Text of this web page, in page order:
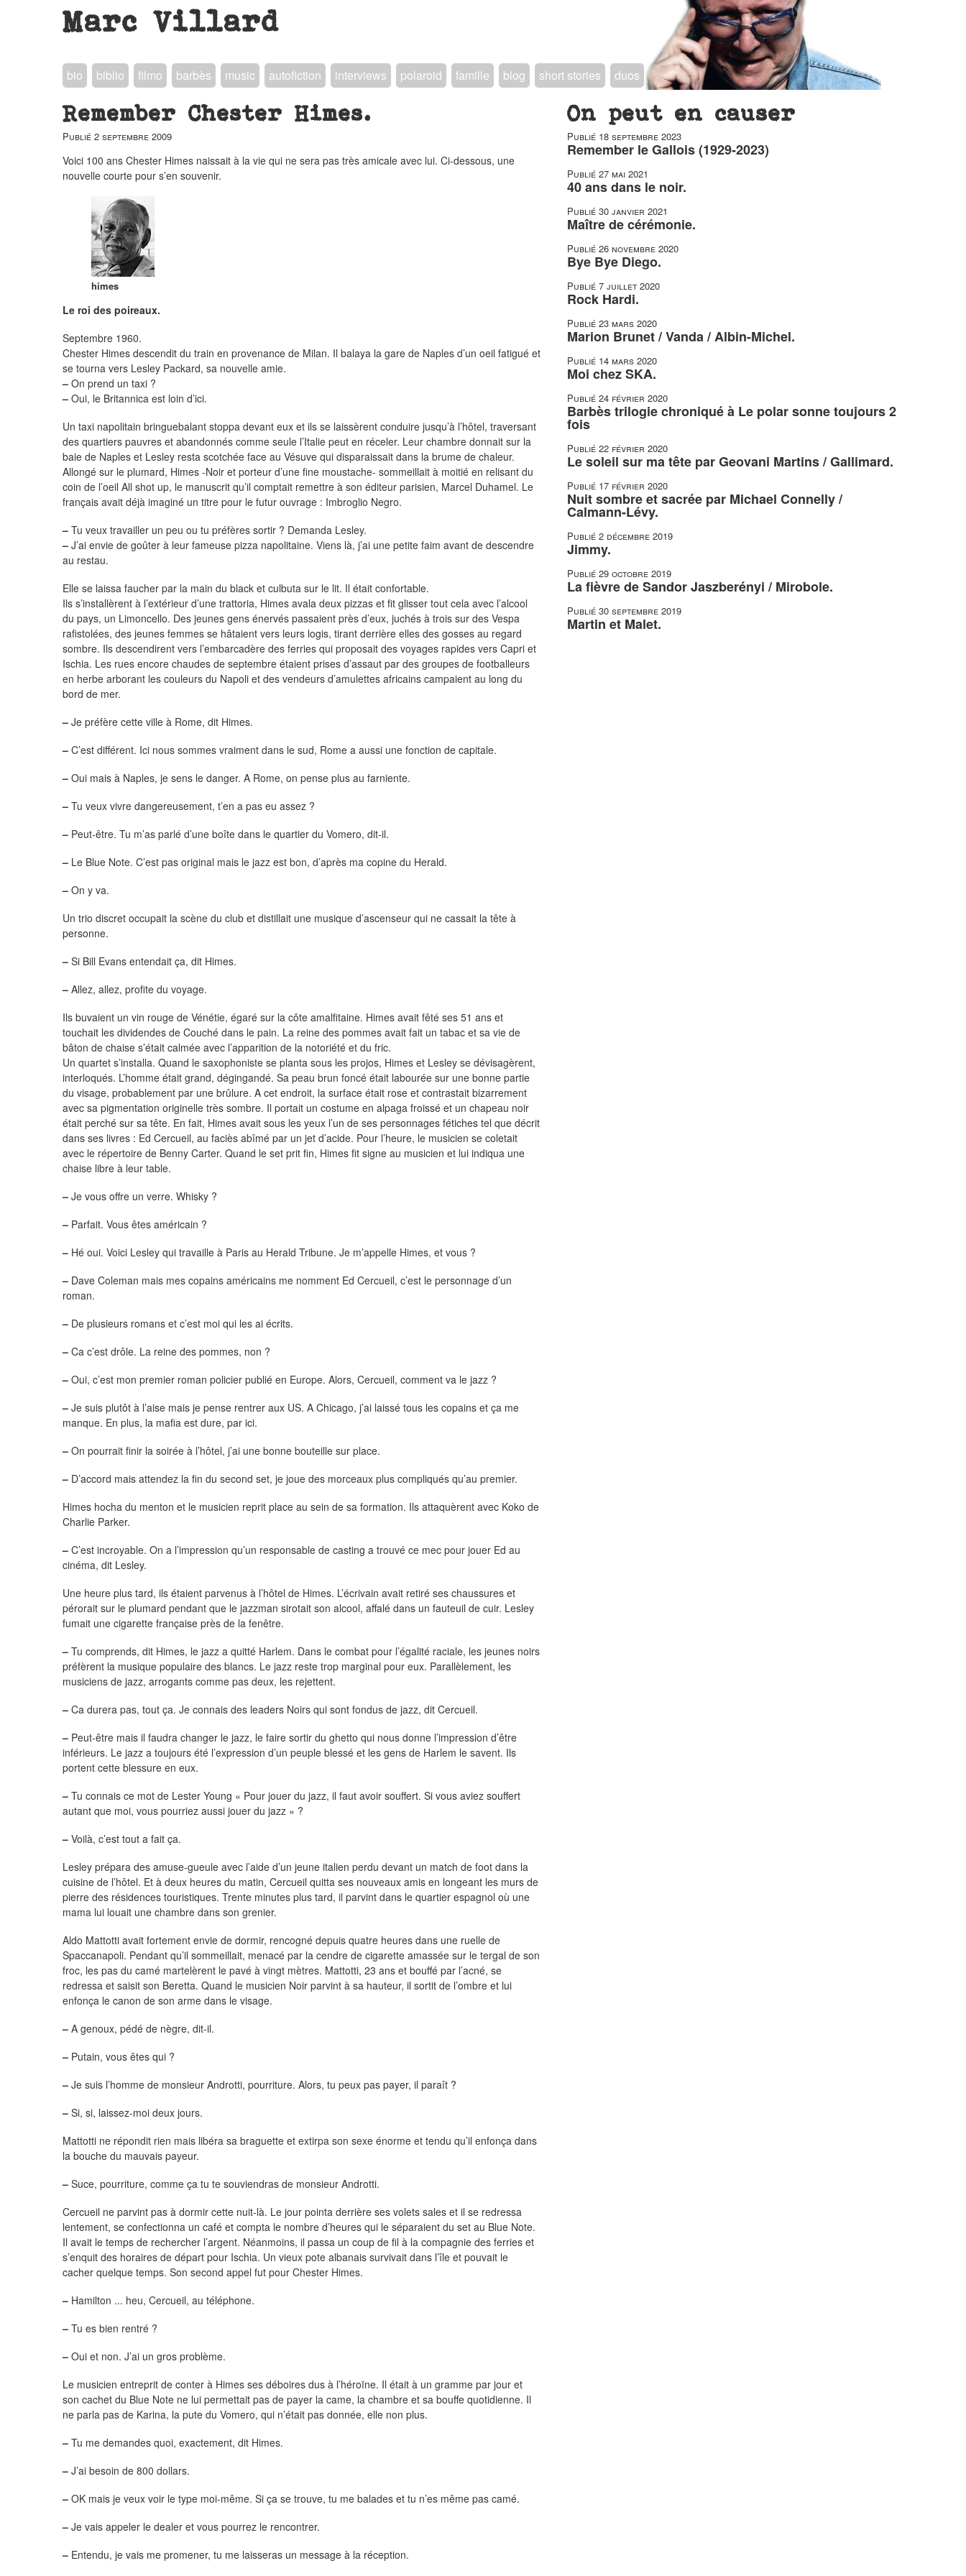
Marc Villard
bio biblio filmo barbès music autofiction interviews polaroid famille blog short stories duos
Remember Chester Himes.
Publié 2 septembre 2009
Voici 100 ans Chester Himes naissait à la vie qui ne sera pas très amicale avec lui. Ci-dessous, une
nouvelle courte pour s’en souvenir.
himes
Le roi des poireaux.
Septembre 1960.
Chester Himes descendit du train en provenance de Milan. Il balaya la gare de Naples d’un oeil fatigué et
se tourna vers Lesley Packard, sa nouvelle amie.
– On prend un taxi ?
– Oui, le Britannica est loin d’ici.
Un taxi napolitain bringuebalant stoppa devant eux et ils se laissèrent conduire jusqu’à l’hôtel, traversant
des quartiers pauvres et abandonnés comme seule l’Italie peut en réceler. Leur chambre donnait sur la
baie de Naples et Lesley resta scotchée face au Vésuve qui disparaissait dans la brume de chaleur.
Allongé sur le plumard, Himes -Noir et porteur d’une fine moustache- sommeillait à moitié en relisant du
coin de l’oeil All shot up, le manuscrit qu’il comptait remettre à son éditeur parisien, Marcel Duhamel. Le
français avait déjà imaginé un titre pour le futur ouvrage : Imbroglio Negro.
– Tu veux travailler un peu ou tu préfères sortir ? Demanda Lesley.
– J’ai envie de goûter à leur fameuse pizza napolitaine. Viens là, j’ai une petite faim avant de descendre
au restau.
Elle se laissa faucher par la main du black et culbuta sur le lit. Il était confortable.
Ils s’installèrent à l’extérieur d’une trattoria, Himes avala deux pizzas et fit glisser tout cela avec l’alcool
du pays, un Limoncello. Des jeunes gens énervés passaient près d’eux, juchés à trois sur des Vespa
rafistolées, des jeunes femmes se hâtaient vers leurs logis, tirant derrière elles des gosses au regard
sombre. Ils descendirent vers l’embarcadère des ferries qui proposait des voyages rapides vers Capri et
Ischia. Les rues encore chaudes de septembre étaient prises d’assaut par des groupes de footballeurs
en herbe arborant les couleurs du Napoli et des vendeurs d’amulettes africains campaient au long du
bord de mer.
– Je préfère cette ville à Rome, dit Himes.
– C’est différent. Ici nous sommes vraiment dans le sud, Rome a aussi une fonction de capitale.
– Oui mais à Naples, je sens le danger. A Rome, on pense plus au farniente.
– Tu veux vivre dangereusement, t’en a pas eu assez ?
– Peut-être. Tu m’as parlé d’une boîte dans le quartier du Vomero, dit-il.
– Le Blue Note. C’est pas original mais le jazz est bon, d’après ma copine du Herald.
– On y va.
Un trio discret occupait la scène du club et distillait une musique d’ascenseur qui ne cassait la tête à
personne.
– Si Bill Evans entendait ça, dit Himes.
– Allez, allez, profite du voyage.
Ils buvaient un vin rouge de Vénétie, égaré sur la côte amalfitaine. Himes avait fêté ses 51 ans et
touchait les dividendes de Couché dans le pain. La reine des pommes avait fait un tabac et sa vie de
bâton de chaise s’était calmée avec l’apparition de la notoriété et du fric.
Un quartet s’installa. Quand le saxophoniste se planta sous les projos, Himes et Lesley se dévisagèrent,
interloqués. L’homme était grand, dégingandé. Sa peau brun foncé était labourée sur une bonne partie
du visage, probablement par une brûlure. A cet endroit, la surface était rose et contrastait bizarrement
avec sa pigmentation originelle très sombre. Il portait un costume en alpaga froissé et un chapeau noir
était perché sur sa tête. En fait, Himes avait sous les yeux l’un de ses personnages fétiches tel que décrit
dans ses livres : Ed Cercueil, au faciès abîmé par un jet d’acide. Pour l’heure, le musicien se coletait
avec le répertoire de Benny Carter. Quand le set prit fin, Himes fit signe au musicien et lui indiqua une
chaise libre à leur table.
– Je vous offre un verre. Whisky ?
– Parfait. Vous êtes américain ?
– Hé oui. Voici Lesley qui travaille à Paris au Herald Tribune. Je m’appelle Himes, et vous ?
– Dave Coleman mais mes copains américains me nomment Ed Cercueil, c’est le personnage d’un
roman.
– De plusieurs romans et c’est moi qui les ai écrits.
– Ca c’est drôle. La reine des pommes, non ?
– Oui, c’est mon premier roman policier publié en Europe. Alors, Cercueil, comment va le jazz ?
– Je suis plutôt à l’aise mais je pense rentrer aux US. A Chicago, j’ai laissé tous les copains et ça me
manque. En plus, la mafia est dure, par ici.
– On pourrait finir la soirée à l’hôtel, j’ai une bonne bouteille sur place.
– D’accord mais attendez la fin du second set, je joue des morceaux plus compliqués qu’au premier.
Himes hocha du menton et le musicien reprit place au sein de sa formation. Ils attaquèrent avec Koko de
Charlie Parker.
– C’est incroyable. On a l’impression qu’un responsable de casting a trouvé ce mec pour jouer Ed au
cinéma, dit Lesley.
Une heure plus tard, ils étaient parvenus à l’hôtel de Himes. L’écrivain avait retiré ses chaussures et
pérorait sur le plumard pendant que le jazzman sirotait son alcool, affalé dans un fauteuil de cuir. Lesley
fumait une cigarette française près de la fenêtre.
– Tu comprends, dit Himes, le jazz a quitté Harlem. Dans le combat pour l’égalité raciale, les jeunes noirs
préfèrent la musique populaire des blancs. Le jazz reste trop marginal pour eux. Parallèlement, les
musiciens de jazz, arrogants comme pas deux, les rejettent.
– Ca durera pas, tout ça. Je connais des leaders Noirs qui sont fondus de jazz, dit Cercueil.
– Peut-être mais il faudra changer le jazz, le faire sortir du ghetto qui nous donne l’impression d’être
inférieurs. Le jazz a toujours été l’expression d’un peuple blessé et les gens de Harlem le savent. Ils
portent cette blessure en eux.
– Tu connais ce mot de Lester Young « Pour jouer du jazz, il faut avoir souffert. Si vous aviez souffert
autant que moi, vous pourriez aussi jouer du jazz » ?
– Voilà, c’est tout a fait ça.
Lesley prépara des amuse-gueule avec l’aide d’un jeune italien perdu devant un match de foot dans la
cuisine de l’hôtel. Et à deux heures du matin, Cercueil quitta ses nouveaux amis en longeant les murs de
pierre des résidences touristiques. Trente minutes plus tard, il parvint dans le quartier espagnol où une
mama lui louait une chambre dans son grenier.
Aldo Mattotti avait fortement envie de dormir, rencogné depuis quatre heures dans une ruelle de
Spaccanapoli. Pendant qu’il sommeillait, menacé par la cendre de cigarette amassée sur le tergal de son
froc, les pas du camé martelèrent le pavé à vingt mètres. Mattotti, 23 ans et bouffé par l’acné, se
redressa et saisit son Beretta. Quand le musicien Noir parvint à sa hauteur, il sortit de l’ombre et lui
enfonça le canon de son arme dans le visage.
– A genoux, pédé de nègre, dit-il.
– Putain, vous êtes qui ?
– Je suis l’homme de monsieur Androtti, pourriture. Alors, tu peux pas payer, il paraît ?
– Si, si, laissez-moi deux jours.
Mattotti ne répondit rien mais libéra sa braguette et extirpa son sexe énorme et tendu qu’il enfonça dans
la bouche du mauvais payeur.
– Suce, pourriture, comme ça tu te souviendras de monsieur Androtti.
Cercueil ne parvint pas à dormir cette nuit-là. Le jour pointa derrière ses volets sales et il se redressa
lentement, se confectionna un café et compta le nombre d’heures qui le séparaient du set au Blue Note.
Il avait le temps de rechercher l’argent. Néanmoins, il passa un coup de fil à la compagnie des ferries et
s’enquit des horaires de départ pour Ischia. Un vieux pote albanais survivait dans l’île et pouvait le
cacher quelque temps. Son second appel fut pour Chester Himes.
– Hamilton ... heu, Cercueil, au téléphone.
– Tu es bien rentré ?
– Oui et non. J’ai un gros problème.
Le musicien entreprit de conter à Himes ses déboires dus à l’héroïne. Il était à un gramme par jour et
son cachet du Blue Note ne lui permettait pas de payer la came, la chambre et sa bouffe quotidienne. Il
ne parla pas de Karina, la pute du Vomero, qui n’était pas donnée, elle non plus.
– Tu me demandes quoi, exactement, dit Himes.
– J’ai besoin de 800 dollars.
– OK mais je veux voir le type moi-même. Si ça se trouve, tu me balades et tu n’es même pas camé.
– Je vais appeler le dealer et vous pourrez le rencontrer.
– Entendu, je vais me promener, tu me laisseras un message à la réception.
On peut en causer
Publié 18 septembre 2023
Remember le Gallois (1929-2023)
Publié 27 mai 2021
40 ans dans le noir.
Publié 30 janvier 2021
Maître de cérémonie.
Publié 26 novembre 2020
Bye Bye Diego.
Publié 7 juillet 2020
Rock Hardi.
Publié 23 mars 2020
Marion Brunet / Vanda / Albin-Michel.
Publié 14 mars 2020
Moi chez SKA.
Publié 24 février 2020
Barbès trilogie chroniqué à Le polar sonne toujours 2
fois
Publié 22 février 2020
Le soleil sur ma tête par Geovani Martins / Gallimard.
Publié 17 février 2020
Nuit sombre et sacrée par Michael Connelly /
Calmann-Lévy.
Publié 2 décembre 2019
Jimmy.
Publié 29 octobre 2019
La fièvre de Sandor Jaszberényi / Mirobole.
Publié 30 septembre 2019
Martin et Malet.